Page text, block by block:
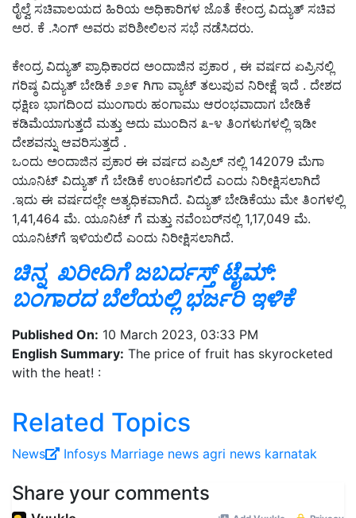
ರೈಲ್ವೆ ಸಚಿವಾಲಯದ ಹಿರಿಯ ಅಧಿಕಾರಿಗಳ ಜೊತೆ ಕೇಂದ್ರ ವಿದ್ಯುತ್ ಸಚಿವ
ಅರ. ಕೆ .ಸಿಂಗ್ ಅವರು ಪರಿಶೀಲಿಲನ ಸಭೆ ನಡೆಸಿದರು.
ಕೇಂದ್ರ ವಿದ್ಯುತ್ ಪ್ರಾಧಿಕಾರದ ಅಂದಾಜಿನ ಪ್ರಕಾರ , ಈ ವರ್ಷದ ಏಪ್ರಿನಲ್ಲಿ
ಗರಿಷ್ಠ ವಿದ್ಯುತ್ ಬೇಡಿಕೆ ೨೨೯ ಗಿಗಾ ವ್ಯಾಟ್ ತಲುಪುವ ನಿರೀಕ್ಷೆ ಇದೆ . ದೇಶದ
ಧಕ್ಷಿಣ ಭಾಗದಿಂದ ಮುಂಗಾರು ಹಂಗಾಮು ಆರಂಭವಾದಾಗ ಬೇಡಿಕೆ
ಕಡಿಮೆಯಾಗುತ್ತದೆ ಮತ್ತು ಅದು ಮುಂದಿನ ೩-೪ ತಿಂಗಳುಗಳಲ್ಲಿ ಇಡೀ
ದೇಶವನ್ನು ಆವರಿಸುತ್ತದೆ .
ಒಂದು ಅಂದಾಜಿನ ಪ್ರಕಾರ ಈ ವರ್ಷದ ಏಪ್ರಿಲ್ ನಲ್ಲಿ 142079 ಮೆಗಾ
ಯೂನಿಟ್ ವಿದ್ಯುತ್ ಗೆ ಬೇಡಿಕೆ ಉಂಟಾಗಲಿದೆ ಎಂದು ನಿರೀಕ್ಷಿಸಲಾಗಿದೆ
.ಇದು ಈ ವರ್ಷದಲ್ಲೇ ಅತ್ಯಧಿಕವಾಗಿದೆ. ವಿದ್ಯುತ್ ಬೇಡಿಕೆಯು ಮೇ ತಿಂಗಳಲ್ಲಿ
1,41,464 ಮೆ. ಯೂನಿಟ್ ಗೆ ಮತ್ತು ನವೆಂಬರ್‌ನಲ್ಲಿ 1,17,049 ಮೆ.
ಯೂನಿಟ್‌ಗೆ ಇಳಿಯಲಿದೆ ಎಂದು ನಿರೀಕ್ಷಿಸಲಾಗಿದೆ.
ಚಿನ್ನ ಖರೀದಿಗೆ ಜಬರ್ದಸ್ತ್‌ ಟೈಮ್‌:
ಬಂಗಾರದ ಬೆಲೆಯಲ್ಲಿ ಭರ್ಜರಿ ಇಳಿಕೆ
Published On: 10 March 2023, 03:33 PM
English Summary: The price of fruit has skyrocketed
with the heat! :
Related Topics
News Infosys Marriage news agri news karnatak
Share your comments